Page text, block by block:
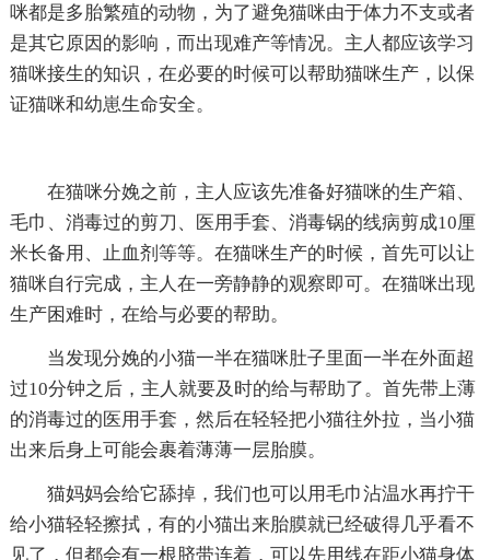
咪都是多胎繁殖的动物，为了避免猫咪由于体力不支或者
是其它原因的影响，而出现难产等情况。主人都应该学习
猫咪接生的知识，在必要的时候可以帮助猫咪生产，以保
证猫咪和幼崽生命安全。
在猫咪分娩之前，主人应该先准备好猫咪的生产箱、
毛巾、消毒过的剪刀、医用手套、消毒锅的线病剪成10厘
米长备用、止血剂等等。在猫咪生产的时候，首先可以让
猫咪自行完成，主人在一旁静静的观察即可。在猫咪出现
生产困难时，在给与必要的帮助。
当发现分娩的小猫一半在猫咪肚子里面一半在外面超
过10分钟之后，主人就要及时的给与帮助了。首先带上薄
的消毒过的医用手套，然后在轻轻把小猫往外拉，当小猫
出来后身上可能会裹着薄薄一层胎膜。
猫妈妈会给它舔掉，我们也可以用毛巾沾温水再拧干
给小猫轻轻擦拭，有的小猫出来胎膜就已经破得几乎看不
见了，但都会有一根脐带连着，可以先用线在距小猫身体